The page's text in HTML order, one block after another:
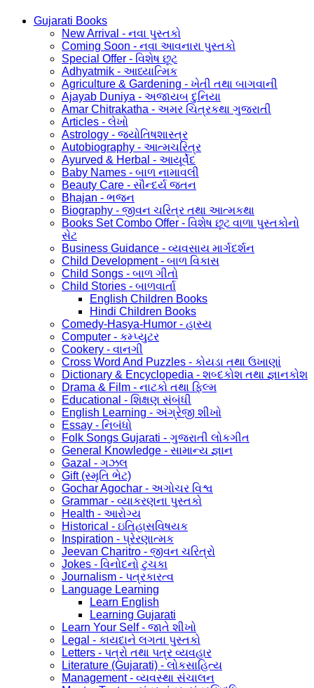
Gujarati Books
New Arrival - નવા પુસ્તકો
Coming Soon - નવા આવનારા પુસ્તકો
Special Offer - વિશેષ છૂટ
Adhyatmik - આધ્યાત્મિક
Agriculture & Gardening - ખેતી તથા બાગવાની
Ajayab Duniya - અજાયબ દુનિયા
Amar Chitrakatha - અમર ચિત્રકથા ગુજરાતી
Articles - લેખો
Astrology - જ્યોતિષશાસ્ત્ર
Autobiography - આત્મચરિત્ર
Ayurved & Herbal - આયૂર્વેદ
Baby Names - બાળ નામાવલી
Beauty Care - સૌન્દર્ય જતન
Bhajan - ભજન
Biography - જીવન ચરિત્ર તથા આત્મકથા
Books Set Combo Offer - વિશેષ છૂટ વાળા પુસ્તકોનો
સેટ
Business Guidance - વ્યવસાય માર્ગદર્શન
Child Development - બાળ વિકાસ
Child Songs - બાળ ગીતો
Child Stories - બાળવાર્તા
English Children Books
Hindi Children Books
Comedy-Hasya-Humor - હાસ્ય
Computer - કમ્પ્યુટર
Cookery - વાનગી
Cross Word And Puzzles - કોયડા તથા ઉખાણાં
Dictionary & Encyclopedia - શબ્દકોશ તથા જ્ઞાનકોશ
Drama & Film - નાટકો તથા ફિલ્મ
Educational - શિક્ષણ સંબંધી
English Learning - અંગ્રેજી શીખો
Essay - નિબંધો
Folk Songs Gujarati - ગુજરાતી લોકગીત
General Knowledge - સામાન્ય જ્ઞાન
Gazal - ગઝલ
Gift (સ્મૃતિ ભેટ)
Gochar Agochar - અગોચર વિશ્વ
Grammar - વ્યાકરણના પુસ્તકો
Health - આરોગ્ય
Historical - ઇતિહાસવિષયક
Inspiration - પ્રેરણાત્મક
Jeevan Charitro - જીવન ચરિત્રો
Jokes - વિનોદનો ટુચકા
Journalism - પત્રકારત્વ
Language Learning
Learn English
Learning Gujarati
Learn Your Self - જાતે શીખો
Legal - કાયદાને લગતા પુસ્તકો
Letters - પત્રો તથા પત્ર વ્યવહાર
Literature (Gujarati) - લોકસાહિત્ય
Management - વ્યવસ્થા સંચાલન